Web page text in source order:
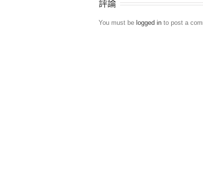
評論
You must be logged in to post a